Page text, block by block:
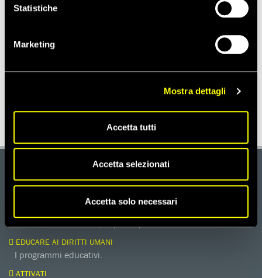
Statistiche
Marketing
Mostra dettagli
Accetta tutti
Accetta selezionati
Accetta solo necessari
Notizie correlate per paese
DONA
EDUCARE AI DIRITTI UMANI
I programmi educativi.
ATTIVATI